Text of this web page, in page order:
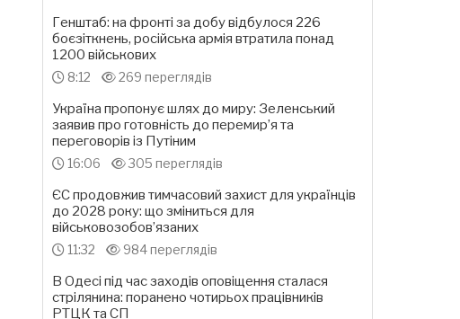
Генштаб: на фронті за добу відбулося 226
боєзіткнень, російська армія втратила понад
1200 військових
8:12 269 переглядів
Україна пропонує шлях до миру: Зеленський
заявив про готовність до перемир’я та
переговорів із Путіним
16:06 305 переглядів
ЄС продовжив тимчасовий захист для українців
до 2028 року: що зміниться для
військовозобов’язаних
11:32 984 переглядів
В Одесі під час заходів оповіщення сталася
стрілянина: поранено чотирьох працівників
РТЦК та СП